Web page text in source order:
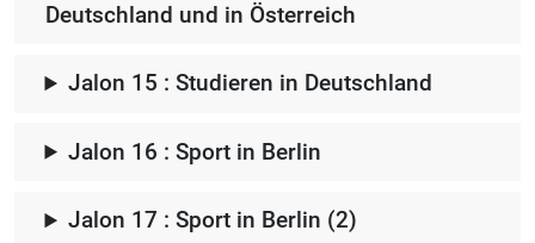
Deutschland und in Österreich
Jalon 15 : Studieren in Deutschland
Jalon 16 : Sport in Berlin
Jalon 17 : Sport in Berlin (2)